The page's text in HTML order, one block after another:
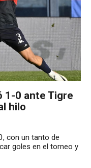
1-0 ante Tigre
hilo
con un tanto de
goles en el torneo y